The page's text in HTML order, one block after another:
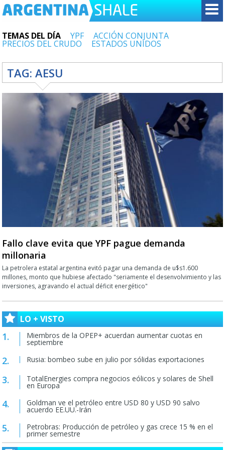
TEMAS DEL DÍA YPF ACCIÓN CONJUNTA
PRECIOS DEL CRUDO ESTADOS UNIDOS
TAG:AESU
Fallo clave evita que YPF pague demanda
millonaria
La petrolera estatal argentina evitó pagar una demanda de u$s1.600
millones, monto que hubiese afectado "seriamente el desenvolvimiento y las
inversiones, agravando el actual déficit energético"
LO + VISTO
Miembros de la OPEP+ acuerdan aumentar cuotas en
septiembre
Rusia: bombeo sube en julio por sólidas exportaciones
TotalEnergies compra negocios eólicos y solares de Shell
en Europa
Goldman ve el petróleo entre USD 80 y USD 90 salvo
acuerdo EE.UU.-Irán
Petrobras: Producción de petróleo y gas crece 15 % en el
primer semestre